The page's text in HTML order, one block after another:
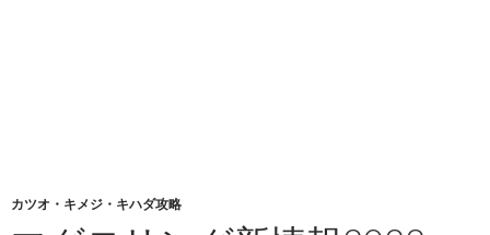
カツオ・キメジ・キハダ攻略